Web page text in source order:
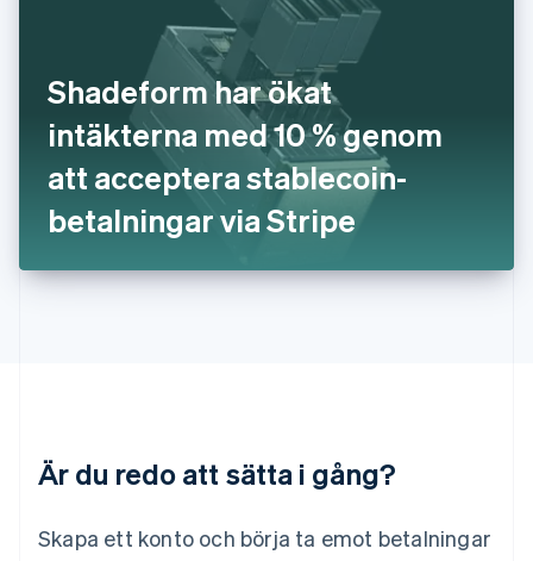
Shadeform har ökat
intäkterna med 10 % genom
att acceptera stablecoin-
betalningar via Stripe
Är du redo att sätta i gång?
Skapa ett konto och börja ta emot betalningar
Français
Kroatien
Italiano
Lettland
Liechtenstein
Deutsch English
Litauen
Luxemburg
Nederländerna
Norge
English